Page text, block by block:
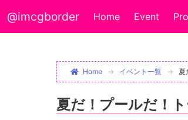
@imcgborder Home Event
Home イベント一覧 夏
夏だ！プールだ！